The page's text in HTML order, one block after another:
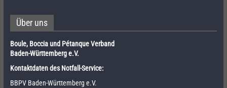
Über uns
Boule, Boccia und Pétanque Verband
Baden-Württemberg e.V.
Kontaktdaten des Notfall-Service:
BBPV Baden-Württemberg e.V.